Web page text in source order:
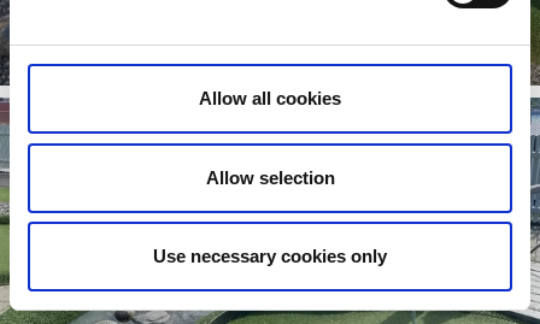
Allow all cookies
Allow selection
Use necessary cookies only
Läs mer